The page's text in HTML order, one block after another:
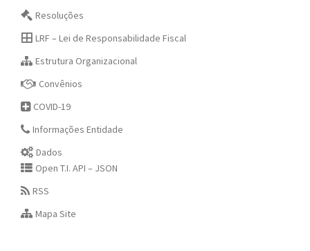
Resoluções
LRF – Lei de Responsabilidade Fiscal
Estrutura Organizacional
Convênios
COVID-19
Informações Entidade
Dados
Open T.I. API – JSON
RSS
Mapa Site